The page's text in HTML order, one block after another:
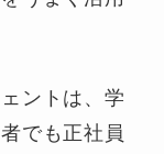
ントは、学
でも正社員